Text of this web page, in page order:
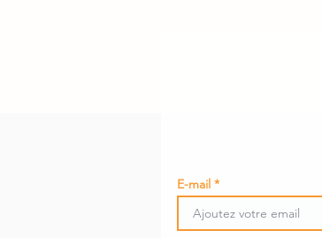
E-mail